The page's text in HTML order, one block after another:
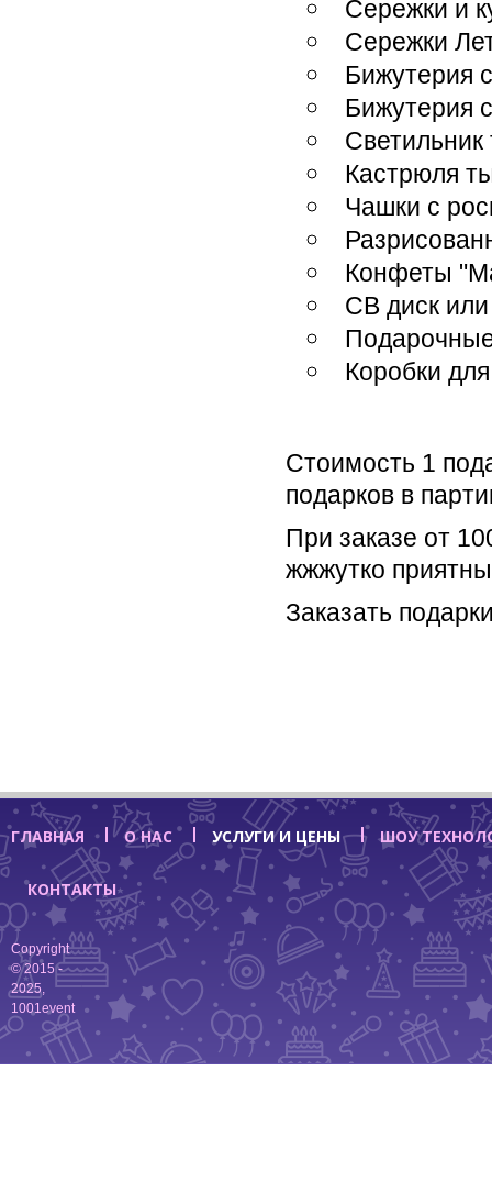
Сережки и
Сережки
Бижутерия
Бижутерия
Светильник
Кастрюля
Чашки с
Конфеты
СВ диск
Коробки
Стоимость 1
подарков в
При заказе от
жжжутко
Заказать
ГЛАВНАЯ О НАС УСЛУГИ И ЦЕНЫ ШОУ
КОНТАКТЫ
Copyright
© 2015 -
2025,
1001event